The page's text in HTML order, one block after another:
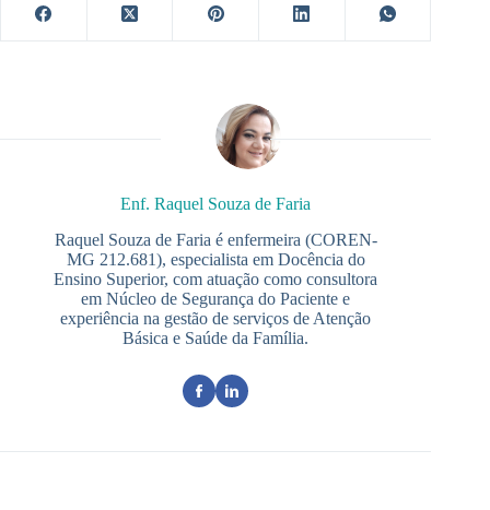
Enf. Raquel Souza de Faria
Raquel Souza de Faria é enfermeira (COREN-
MG 212.681), especialista em Docência do
Ensino Superior, com atuação como consultora
em Núcleo de Segurança do Paciente e
experiência na gestão de serviços de Atenção
Básica e Saúde da Família.